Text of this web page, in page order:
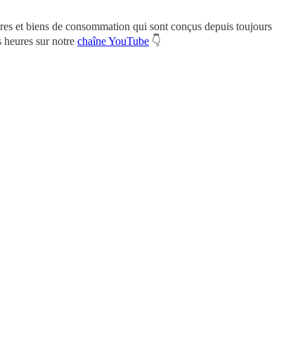
et biens de consommation qui sont conçus depuis toujours
heures sur notre chaîne YouTube 👇